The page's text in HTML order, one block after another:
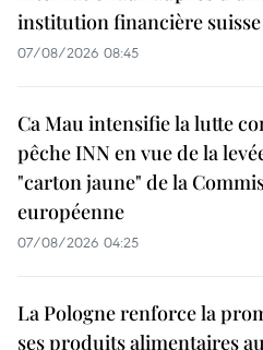
institution financière suisse
07/08/2026 08:45
Ca Mau intensifie la lutte
pêche INN en vue de la
"carton jaune" de la
européenne
07/08/2026 04:25
La Pologne renforce la
ses produits alimentaires